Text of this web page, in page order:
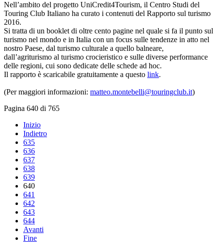
Nell’ambito del progetto UniCredit4Tourism, il Centro Studi del
Touring Club Italiano ha curato i contenuti del Rapporto sul turismo
2016.
Si tratta di un booklet di oltre cento pagine nel quale si fa il punto sul
turismo nel mondo e in Italia con un focus sulle tendenze in atto nel
nostro Paese, dal turismo culturale a quello balneare,
dall’agriturismo al turismo crocieristico e sulle diverse performance
delle regioni, cui sono dedicate delle schede ad hoc.
Il rapporto è scaricabile gratuitamente a questo link.
(Per maggiori informazioni: matteo.montebelli@touringclub.it)
Pagina 640 di 765
Inizio
Indietro
635
636
637
638
639
640
641
642
643
644
Avanti
Fine